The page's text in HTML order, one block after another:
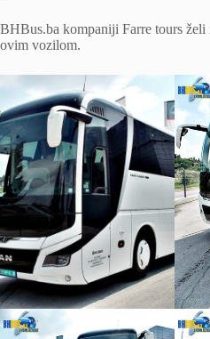
BHBus.ba kompaniji Farre tours želi
ovim vozilom.